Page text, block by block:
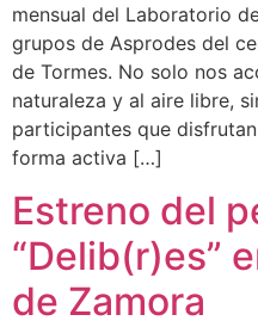
mensual del Laboratorio
grupos de Asprodes del
de Tormes. No solo nos
naturaleza y al aire libre,
participantes que
forma activa […]
Estreno del
“Delib(r)es”
de Zamora